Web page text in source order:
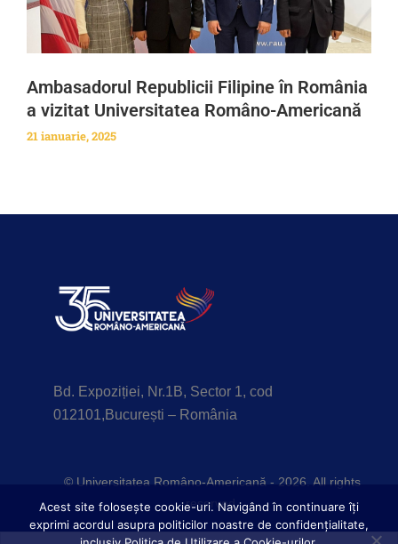
Ambasadorul Republicii Filipine în România
a vizitat Universitatea Româno-Americană
21 ianuarie, 2025
Bd. Expoziției, Nr.1B, Sector 1, cod
012101,București – România
© Universitatea Româno-Americană - 2026. All rights
reserved.
Acest site foloseşte cookie-uri. Navigând în continuare îți
exprimi acordul asupra politicilor noastre de confidențialitate,